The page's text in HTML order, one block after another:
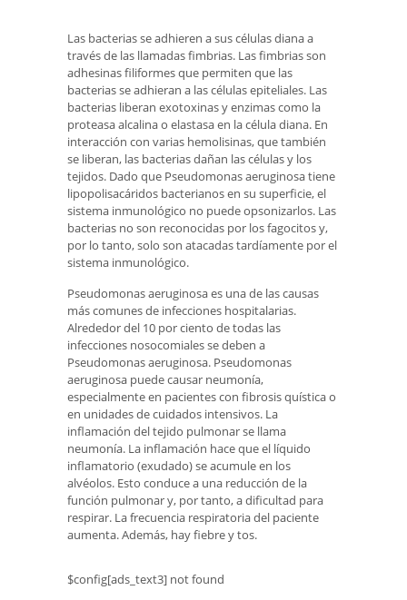
Las bacterias se adhieren a sus células diana a
través de las llamadas fimbrias. Las fimbrias son
adhesinas filiformes que permiten que las
bacterias se adhieran a las células epiteliales. Las
bacterias liberan exotoxinas y enzimas como la
proteasa alcalina o elastasa en la célula diana. En
interacción con varias hemolisinas, que también
se liberan, las bacterias dañan las células y los
tejidos. Dado que Pseudomonas aeruginosa tiene
lipopolisacáridos bacterianos en su superficie, el
sistema inmunológico no puede opsonizarlos. Las
bacterias no son reconocidas por los fagocitos y,
por lo tanto, solo son atacadas tardíamente por el
sistema inmunológico.
Pseudomonas aeruginosa es una de las causas
más comunes de infecciones hospitalarias.
Alrededor del 10 por ciento de todas las
infecciones nosocomiales se deben a
Pseudomonas aeruginosa. Pseudomonas
aeruginosa puede causar neumonía,
especialmente en pacientes con fibrosis quística o
en unidades de cuidados intensivos. La
inflamación del tejido pulmonar se llama
neumonía. La inflamación hace que el líquido
inflamatorio (exudado) se acumule en los
alvéolos. Esto conduce a una reducción de la
función pulmonar y, por tanto, a dificultad para
respirar. La frecuencia respiratoria del paciente
aumenta. Además, hay fiebre y tos.
$config[ads_text3] not found